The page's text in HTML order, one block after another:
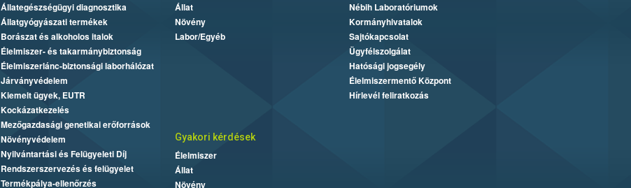
Állategészségügyi diagnosztika
Állatgyógyászati termékek
Borászat és alkoholos italok
Élelmiszer- és takarmánybiztonság
Élelmiszerlánc-biztonsági laborhálózat
Járványvédelem
Kiemelt ügyek, EUTR
Kockázatkezelés
Mezőgazdasági genetikai erőforrások
Növényvédelem
Nyilvántartási és Felügyeleti Díj
Rendszerszervezés és felügyelet
Termékpálya-ellenőrzés
Állat
Növény
Labor/Egyéb
Nébih Laboratóriumok
Kormányhivatalok
Sajtókapcsolat
Ügyfélszolgálat
Hatósági jogsegély
Élelmiszermentő Központ
Hírlevél feliratkozás
Gyakori kérdések
Élelmiszer
Állat
Növény